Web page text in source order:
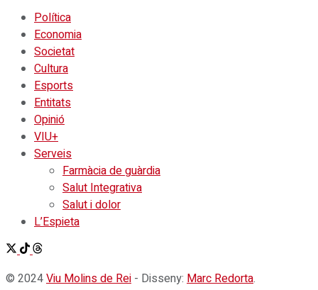
Política
Economia
Societat
Cultura
Esports
Entitats
Opinió
VIU+
Serveis
Farmàcia de guàrdia
Salut Integrativa
Salut i dolor
L’Espieta
© 2024Viu Molins de Rei - Disseny: Marc Redorta.